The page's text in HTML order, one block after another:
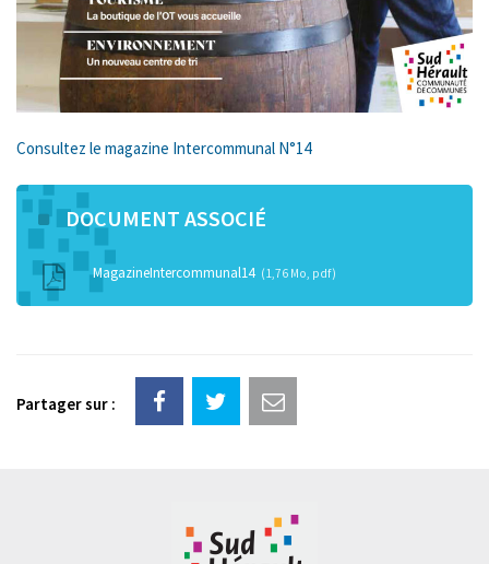
Consultez le magazine Intercommunal N°14
DOCUMENT ASSOCIÉ
MagazineIntercommunal14 1,76 Mo, pdf
Partager sur :